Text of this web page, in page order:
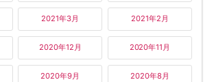
2021年3月 2021年2月
2020年12月 2020年11月
2020年9月 2020年8月